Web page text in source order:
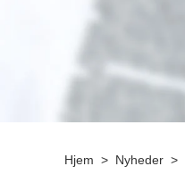
Hjem > Nyheder >